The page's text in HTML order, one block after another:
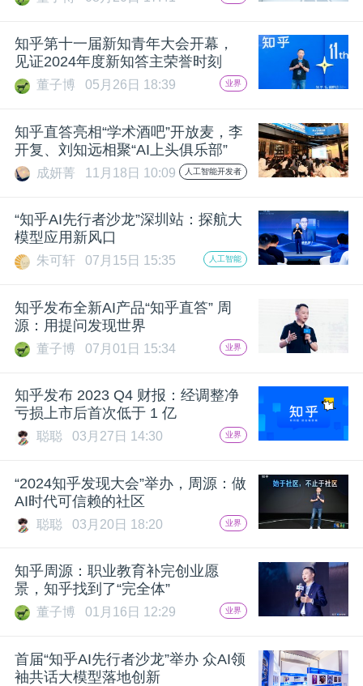
动
中
GAIR
题
搞
机
知乎第十一届新知青年大会开幕，
见证2024年度新知答主荣誉时刻
董子博 05月26日 18:39 业界
知乎直答亮相“学术酒吧”开放麦，李
开复、刘知远相聚“AI上头俱乐部”
成妍菁 11月18日 10:09 人工智能开发者
“知乎AI先行者沙龙”深圳站：探航大
模型应用新风口
朱可轩 07月15日 15:35 人工智能
知乎发布全新AI产品“知乎直答” 周
源：用提问发现世界
董子博 07月01日 15:34 业界
知乎发布 2023 Q4 财报：经调整净
亏损上市后首次低于 1 亿
聪聪 03月27日 14:30 业界
“2024知乎发现大会”举办，周源：做
AI时代可信赖的社区
聪聪 03月20日 18:20 业界
知乎周源：职业教育补完创业愿
景，知乎找到了“完全体”
董子博 01月16日 12:29 业界
首届“知乎AI先行者沙龙”举办 众AI领
袖共话大模型落地创新